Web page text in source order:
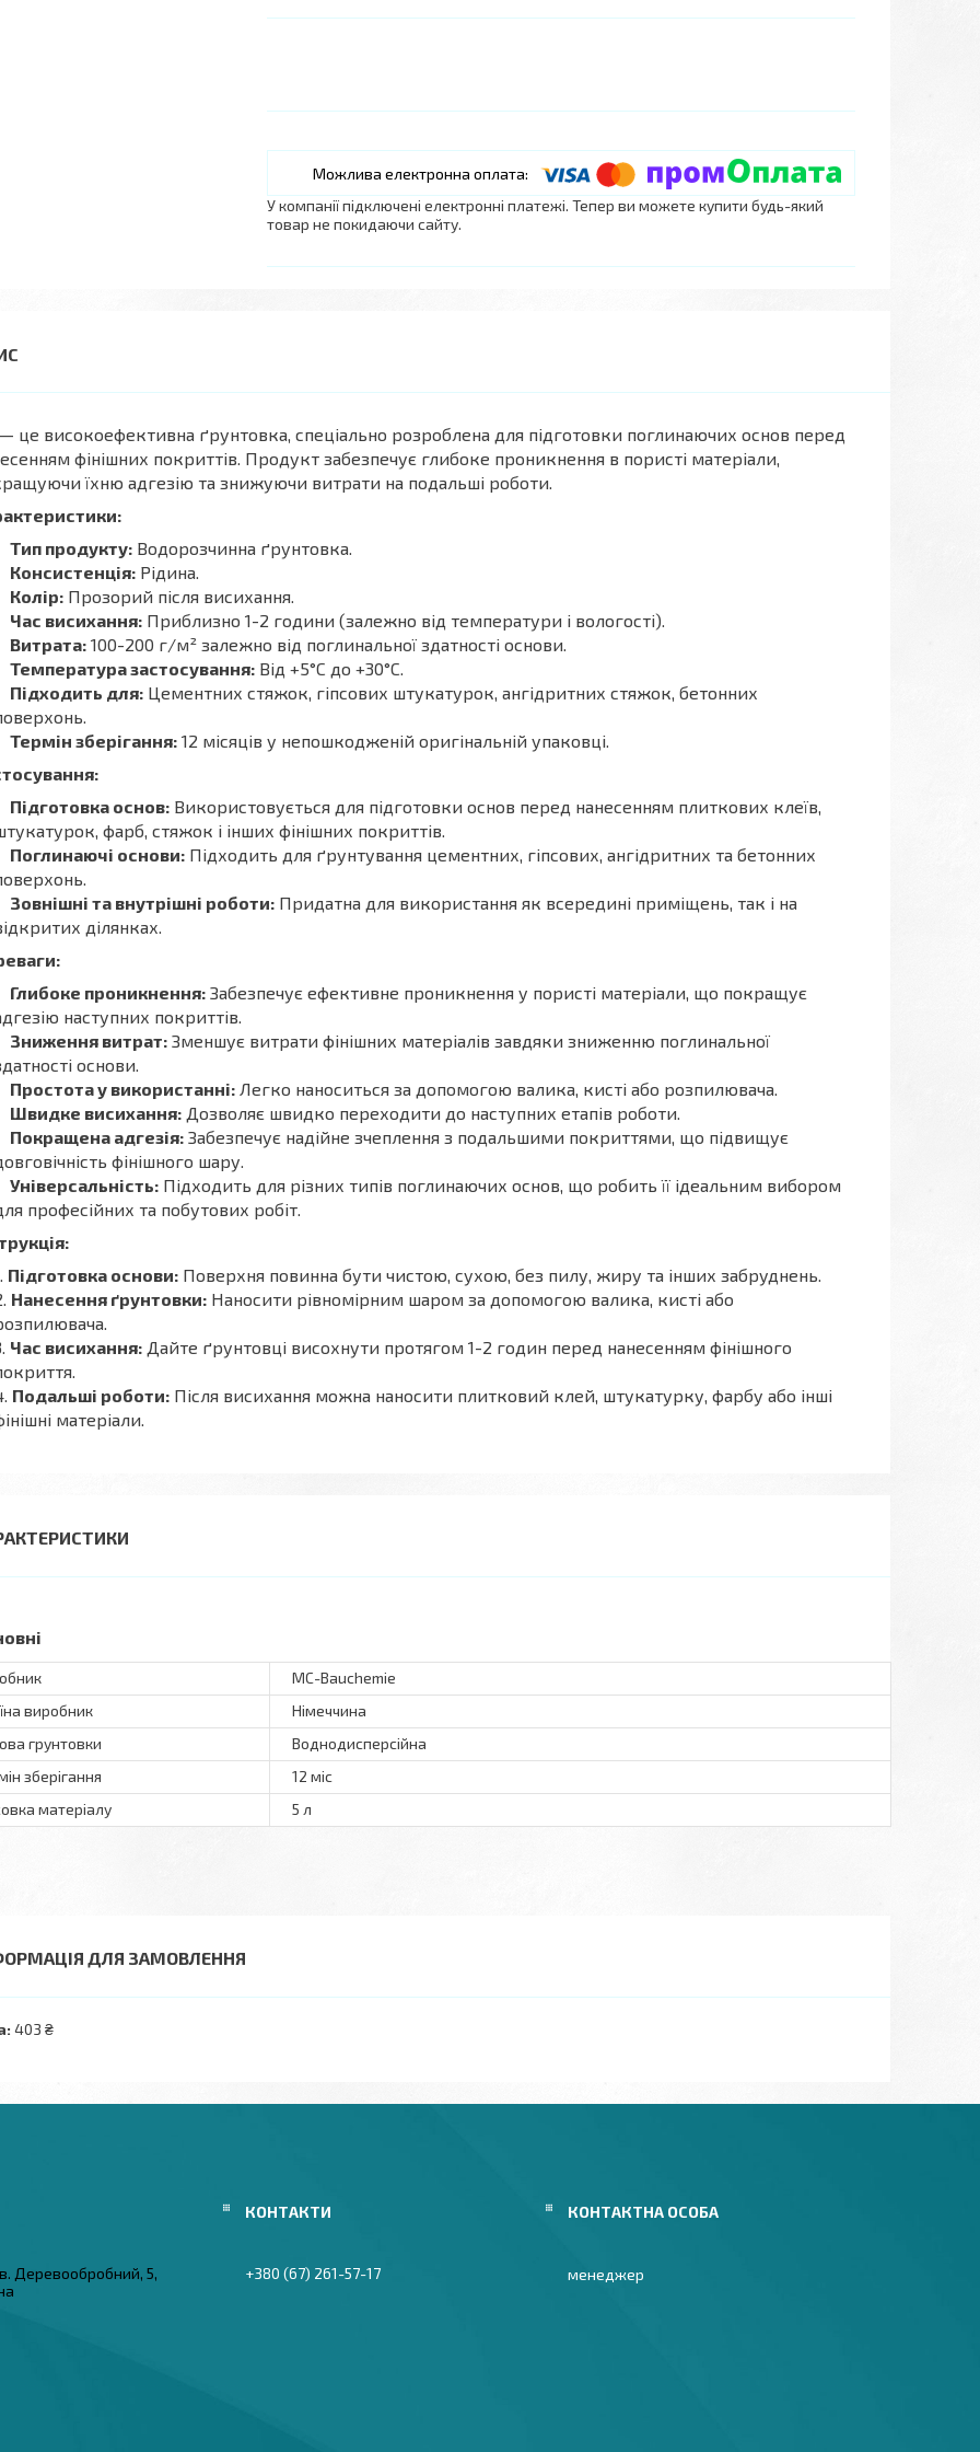
У компанії підключені електронні платежі. Тепер ви можете купити будь-який
товар не покидаючи сайту.
це високоефективна ґрунтовка, спеціально розроблена для підготовки поглинаючих основ перед
фінішних покриттів. Продукт забезпечує глибоке проникнення в пористі матеріали,
їхню адгезію та знижуючи витрати на подальші роботи.
Тип продукту: Водорозчинна ґрунтовка.
Консистенція: Рідина.
Колір: Прозорий після висихання.
Час висихання: Приблизно 1-2 години (залежно від температури і вологості).
Витрата: 100-200 г/м² залежно від поглинальної здатності основи.
Температура застосування: Від +5°C до +30°C.
Підходить для: Цементних стяжок, гіпсових штукатурок, ангідритних стяжок, бетонних
Термін зберігання: 12 місяців у непошкодженій оригінальній упаковці.
Підготовка основ: Використовується для підготовки основ перед нанесенням плиткових клеїв,
фарб, стяжок і інших фінішних покриттів.
Поглинаючі основи: Підходить для ґрунтування цементних, гіпсових, ангідритних та бетонних
Зовнішні та внутрішні роботи: Придатна для використання як всередині приміщень, так і на
ділянках.
Глибоке проникнення: Забезпечує ефективне проникнення у пористі матеріали, що покращує
наступних покриттів.
Зниження витрат: Зменшує витрати фінішних матеріалів завдяки зниженню поглинальної
основи.
Простота у використанні: Легко наноситься за допомогою валика, кисті або розпилювача.
Швидке висихання: Дозволяє швидко переходити до наступних етапів роботи.
Покращена адгезія: Забезпечує надійне зчеплення з подальшими покриттями, що підвищує
фінішного шару.
Універсальність: Підходить для різних типів поглинаючих основ, що робить її ідеальним вибором
професійних та побутових робіт.
Підготовка основи: Поверхня повинна бути чистою, сухою, без пилу, жиру та інших забруднень.
Нанесення ґрунтовки: Наносити рівномірним шаром за допомогою валика, кисті або
Час висихання: Дайте ґрунтовці висохнути протягом 1-2 годин перед нанесенням фінішного
Подальші роботи: Після висихання можна наносити плитковий клей, штукатурку, фарбу або інші
матеріали.
MC-Bauchemie
виробник
Німеччина
грунтовки
Воднодисперсійна
зберігання
12 міс
матеріалу
5 л
ДЛЯ ЗАМОВЛЕННЯ
403 ₴
Деревообробний, 5,
+380 (67) 261-57-17 менеджер